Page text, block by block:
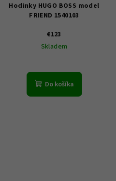
Hodinky HUGO BOSS model
FRIEND 1540103
€123
Skladem
Do košíka